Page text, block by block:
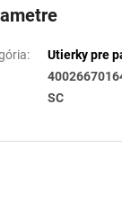
:
Utierky pre
SC